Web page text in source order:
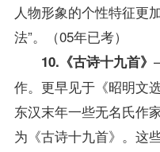
人物形象的个性特征更
法”。（05年已考）
10.《古诗十九首》
作。更早见于《昭明文
东汉末年一些无名氏作
为《古诗十九首》。这